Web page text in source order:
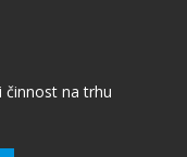
činnost na trhu